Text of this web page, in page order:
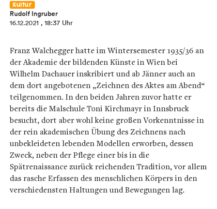
Kultur
Rudolf Ingruber
16.12.2021 , 18:37 Uhr
Franz Walchegger hatte im Wintersemester 1935/36 an
der Akademie der bildenden Künste in Wien bei
Wilhelm Dachauer inskribiert und ab Jänner auch an
dem dort angebotenen „Zeichnen des Aktes am Abend“
teilgenommen. In den beiden Jahren zuvor hatte er
bereits die Malschule Toni Kirchmayr in Innsbruck
besucht, dort aber wohl keine großen Vorkenntnisse in
der rein akademischen Übung des Zeichnens nach
unbekleideten lebenden Modellen erworben, dessen
Zweck, neben der Pflege einer bis in die
Spätrenaissance zurück reichenden Tradition, vor allem
das rasche Erfassen des menschlichen Körpers in den
verschiedensten Haltungen und Bewegungen lag.